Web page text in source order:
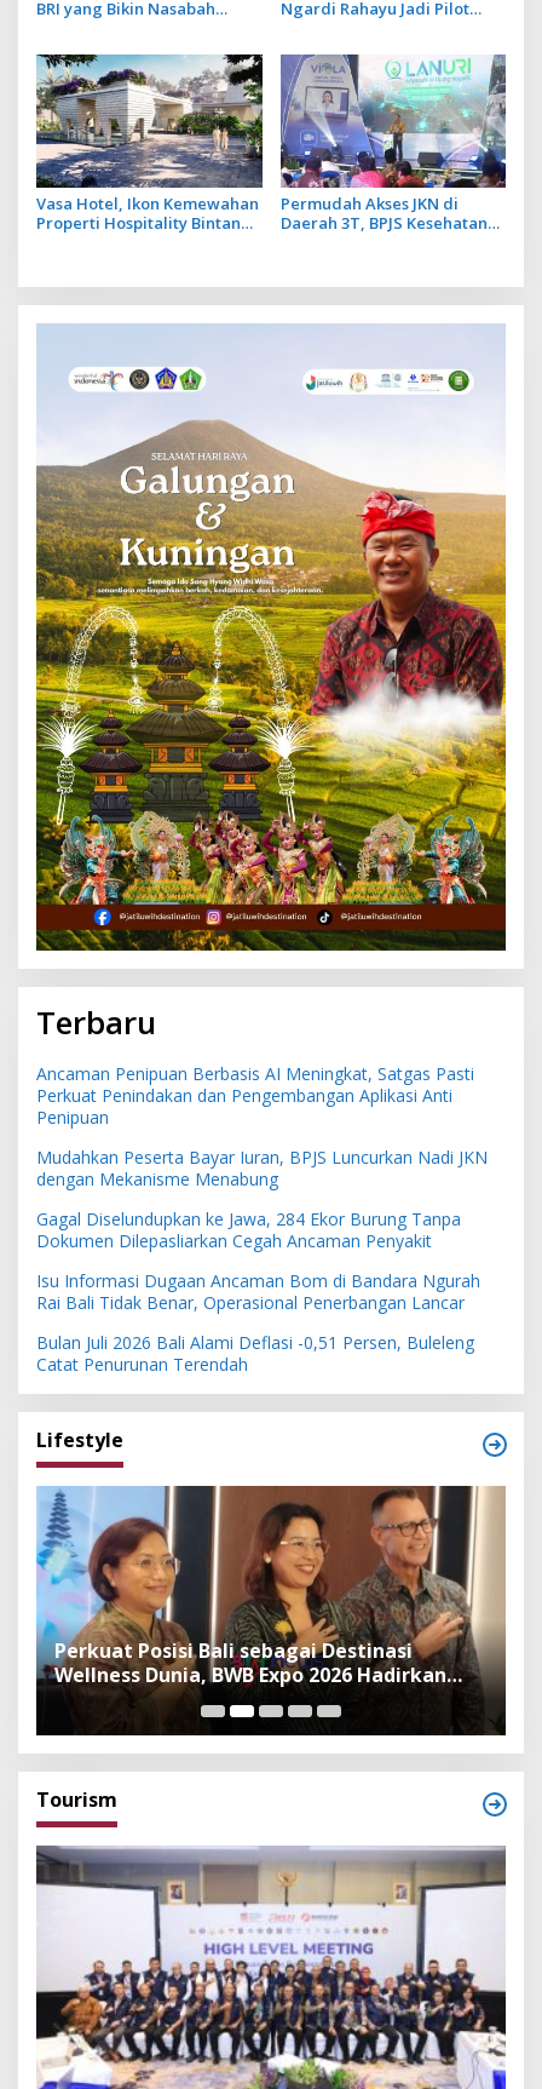
BRI yang Bikin Nasabah
Ngardi Rahayu Jadi Pilot
Vasa Hotel, Ikon Kemewahan
Properti Hospitality Bintang
Permudah Akses JKN di
Daerah 3T, BPJS Kesehatan
Terbaru
Ancaman Penipuan Berbasis AI Meningkat, Satgas Pasti
Perkuat Penindakan dan Pengembangan Aplikasi Anti
Penipuan
Mudahkan Peserta Bayar Iuran, BPJS Luncurkan Nadi JKN
dengan Mekanisme Menabung
Gagal Diselundupkan ke Jawa, 284 Ekor Burung Tanpa
Dokumen Dilepasliarkan Cegah Ancaman Penyakit
Isu Informasi Dugaan Ancaman Bom di Bandara Ngurah
Rai Bali Tidak Benar, Operasional Penerbangan Lancar
Bulan Juli 2026 Bali Alami Deflasi -0,51 Persen, Buleleng
Catat Penurunan Terendah
Lifestyle
Perkuat Posisi Bali sebagai Destinasi
Wellness Dunia, BWB Expo 2026 Hadirkan
Exhibitor Nasional dan Global
Tourism